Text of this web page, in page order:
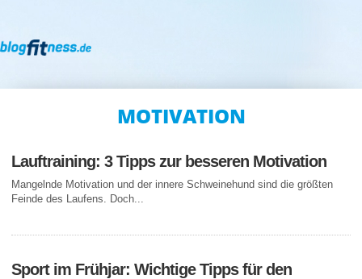
MOTIVATION
Lauftraining: 3 Tipps zur besseren Motivation
Mangelnde Motivation und der innere Schweinehund sind die größten
Feinde des Laufens. Doch...
Sport im Frühjar: Wichtige Tipps für den